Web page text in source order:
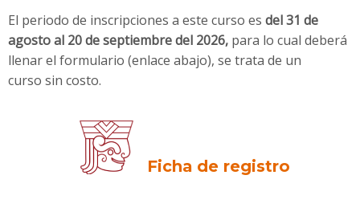
El periodo de inscripciones a este curso es del 31 de
agosto al 20 de septiembre del 2026, para lo cual deberá
llenar el formulario (enlace abajo), se trata de un
curso sin costo.
Ficha de registro